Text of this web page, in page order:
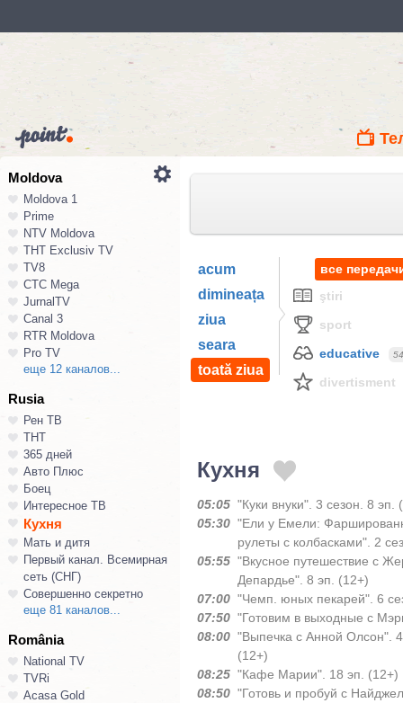
Moldova
Moldova 1
Prime
NTV Moldova
ТНТ Exclusiv TV
TV8
СТС Mega
JurnalTV
Canal 3
RTR Moldova
Pro TV
еще 12 каналов...
Rusia
Рен ТВ
ТНТ
365 дней
Авто Плюс
Боец
Интересное ТВ
Кухня
Мать и дитя
Первый канал. Всемирная
сеть (СНГ)
Совершенно секретно
еще 81 каналов...
România
National TV
TVRi
Acasa Gold
acum
dimineața
ziua
seara
toată ziua
все
ştiri
sport
educative
54
divertisment
Кухня
05:05 "Куки внуки". 3 сезон. 8 эп.
05:30 "Ели у Емели:
рулеты с колбасками". 2
05:55 "Вкусное путешествие с
Депардье". 8 эп. (12+)
07:00 "Чемп. юных пекарей". 6
07:50 "Готовим в выходные с
08:00 "Выпечка с Анной Олсон".
(12+)
08:25 "Кафе Марии". 18 эп. (12+)
08:50 "Готовь и пробуй с